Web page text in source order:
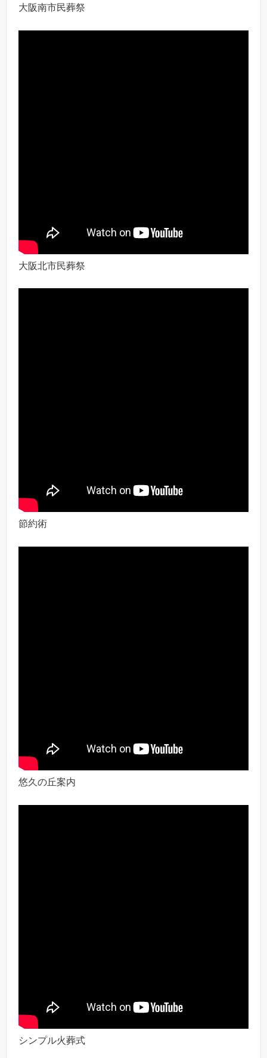
大阪南市民葬祭
大阪北市民葬祭
節約術
悠久の丘案内
シンプル火葬式